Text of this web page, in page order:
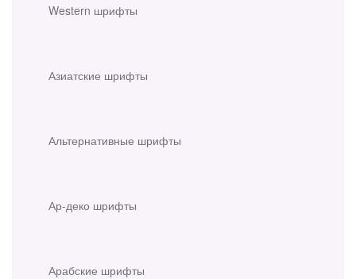
Western шрифты
Азиатские шрифты
Альтернативные шрифты
Ар-деко шрифты
Арабские шрифты